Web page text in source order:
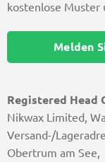
Registered Head
Nikwax Limited,
Versand-/
Obertrum am See,
kostenlose
Melden